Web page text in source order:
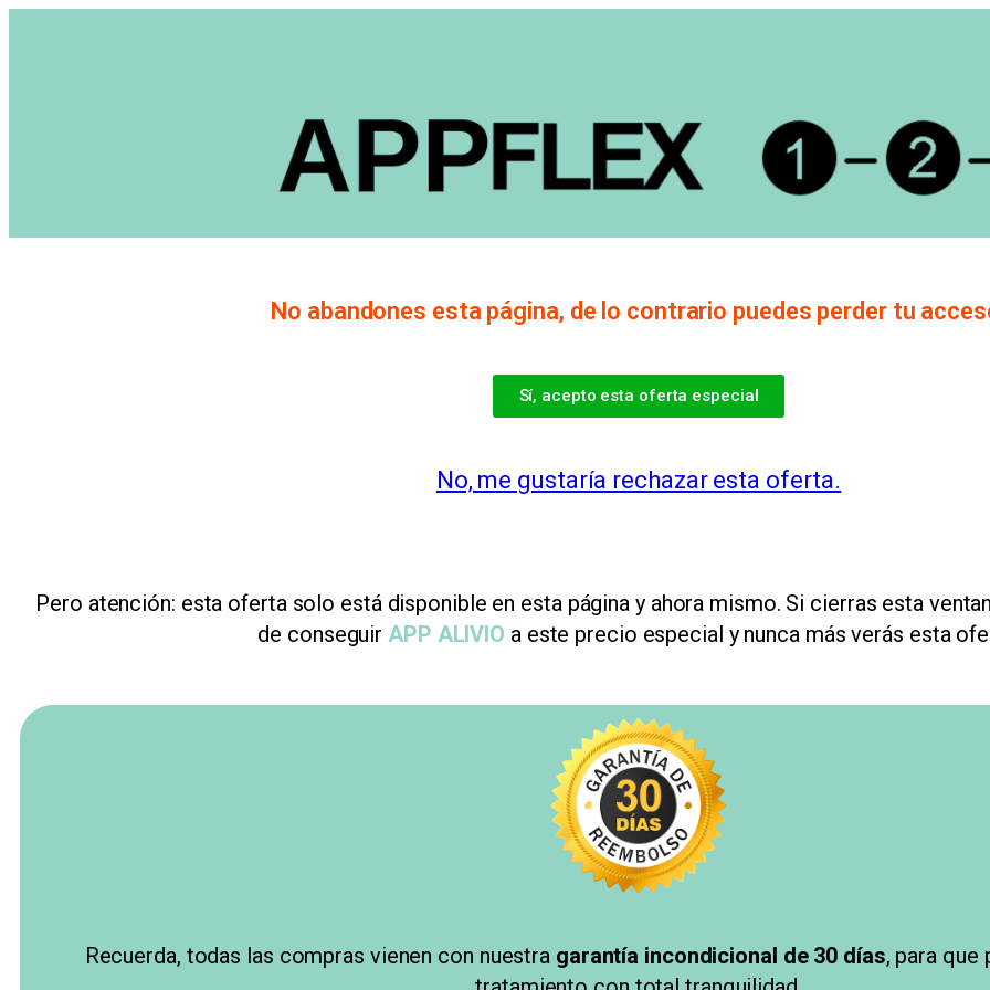
No abandones esta página, de lo contrario puedes perder tu
Sí, acepto esta oferta especial
No, me gustaría rechazar esta oferta.
Pero atención: esta oferta solo está disponible en esta página y ahora mismo. Si cierras esta
de conseguir APP ALIVIO a este precio especial y nunca más verás esta
Recuerda, todas las compras vienen con nuestra garantía incondicional de 30 días, para que